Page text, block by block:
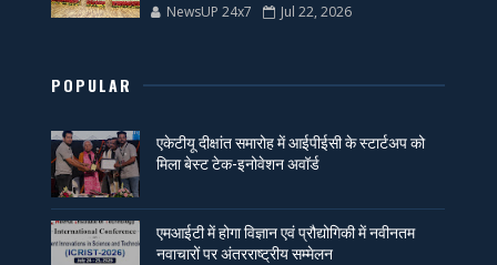
NewsUP 24x7 Jul 22, 2026
POPULAR
एकेटीयू दीक्षांत समारोह में आईपीईसी के स्टार्टअप को
मिला बेस्ट टेक-इनोवेशन अवॉर्ड
एमआईटी में होगा विज्ञान एवं प्रौद्योगिकी में नवीनतम
नवाचारों पर अंतरराष्ट्रीय सम्मेलन